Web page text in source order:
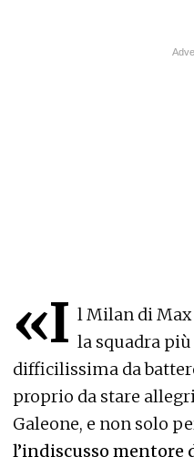
«I l Milan di Max
la squadra
difficilissima da
proprio da stare
Galeone, e non solo
l’indiscusso mentore